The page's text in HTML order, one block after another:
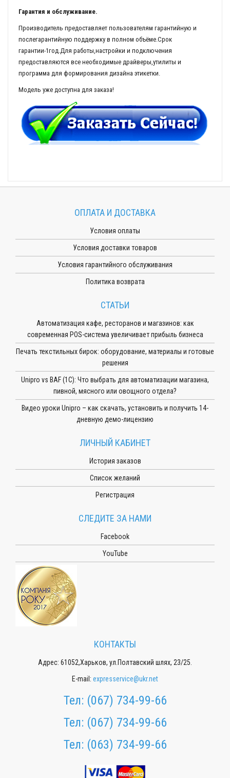
Гарантия и обслуживание.
Производитель предоставляет пользователям гарантийную и
послегарантийную поддержку в полном объёме.Срок
гарантии-1год.Для работы,настройки и подключения
предоставляются все необходимые драйверы,утилиты и
программа для формирования дизайна этикетки.
Модель уже доступна для заказа!
ОПЛАТА И ДОСТАВКА
Условия оплаты
Условия доставки товаров
Условия гарантийного обслуживания
Политика возврата
СТАТЬИ
Автоматизация кафе, ресторанов и магазинов: как
современная POS-система увеличивает прибыль бизнеса
Печать текстильных бирок: оборудование, материалы и готовые
решения
Unipro vs BAF (1С): Что выбрать для автоматизации магазина,
пивной, мясного или овощного отдела?
Видео уроки Unipro – как скачать, установить и получить 14-
дневную демо-лицензию
ЛИЧНЫЙ КАБИНЕТ
История заказов
Список желаний
Регистрация
СЛЕДИТЕ ЗА НАМИ
Facebook
YouTube
КОНТАКТЫ
Адрес: 61052,Харьков, ул.Полтавский шлях, 23/25.
E-mail: expresservice@ukr.net
Тел: (067) 734-99-66
Тел: (067) 734-99-66
Тел: (063) 734-99-66